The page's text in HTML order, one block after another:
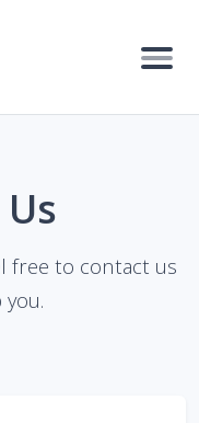
free to contact us